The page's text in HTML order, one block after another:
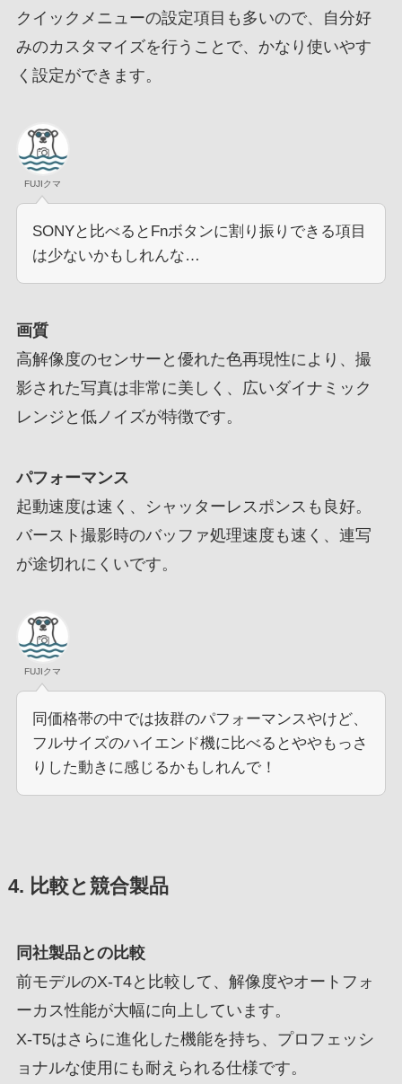
クイックメニューの設定項目も多いので、自分好
みのカスタマイズを行うことで、かなり使いやす
く設定ができます。
FUJIクマ
SONYと比べるとFnボタンに割り振りできる項目
は少ないかもしれんな…
画質
高解像度のセンサーと優れた色再現性により、撮
影された写真は非常に美しく、広いダイナミック
レンジと低ノイズが特徴です。
パフォーマンス
起動速度は速く、シャッターレスポンスも良好。
バースト撮影時のバッファ処理速度も速く、連写
が途切れにくいです。
FUJIクマ
同価格帯の中では抜群のパフォーマンスやけど、
フルサイズのハイエンド機に比べるとややもっさ
りした動きに感じるかもしれんで！
4. 比較と競合製品
同社製品との比較
前モデルのX-T4と比較して、解像度やオートフォ
ーカス性能が大幅に向上しています。
X-T5はさらに進化した機能を持ち、プロフェッシ
ョナルな使用にも耐えられる仕様です。